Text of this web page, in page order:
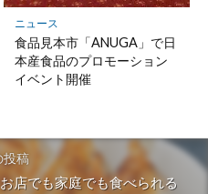
ニュース
食品見本市「ANUGA」で日
本産食品のプロモーション
イベント開催
投稿
店でも家庭でも食べられる